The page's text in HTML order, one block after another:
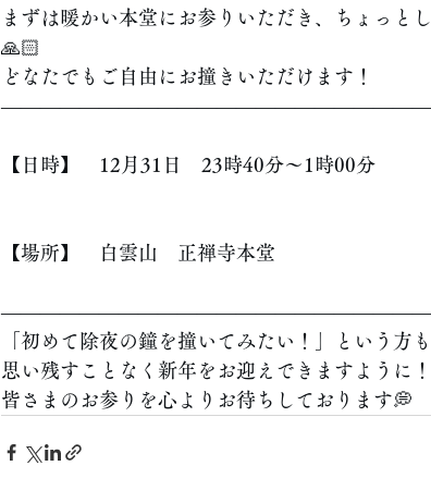
まずは暖かい本堂にお参りいただき、ちょっと
🙏🏻
どなたでもご自由にお撞きいただけます！
【日時】　12月31日　23時40分〜1時00分
【場所】　白雲山　正禅寺本堂
——————————————————————
「初めて除夜の鐘を撞いてみたい！」という方
思い残すことなく新年をお迎えできますように！
皆さまのお参りを心よりお待ちしております💭